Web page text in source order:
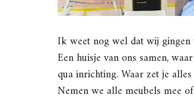
Ik weet nog wel dat wij gingen
Een huisje van ons samen,
qua inrichting. Waar zet je
Nemen we alle meubels mee